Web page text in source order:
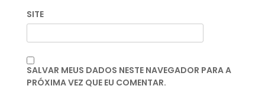
SITE
SALVAR MEUS DADOS NESTE NAVEGADOR PARA A
PRÓXIMA VEZ QUE EU COMENTAR.